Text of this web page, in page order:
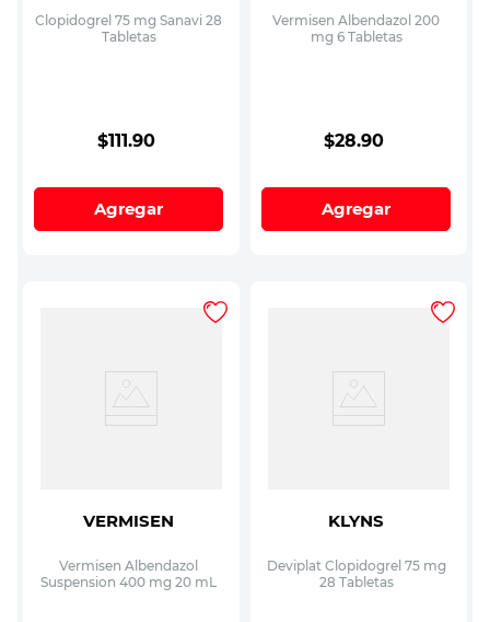
Clopidogrel 75 mg Sanavi 28
Tabletas
$111.90
Agregar
Vermisen Albendazol 200
mg 6 Tabletas
$28.90
Agregar
VERMISEN
Vermisen Albendazol
Suspension 400 mg 20 mL
KLYNS
Deviplat Clopidogrel 75 mg
28 Tabletas